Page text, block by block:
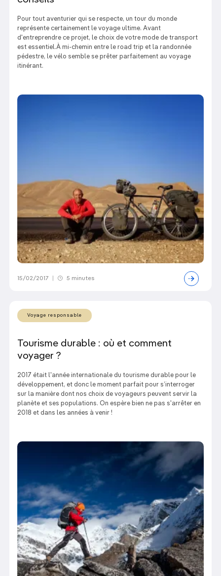
Pour tout aventurier qui se respecte, un tour du monde
représente certainement le voyage ultime. Avant
d'entreprendre ce projet, le choix de votre mode de transport
est essentiel.À mi-chemin entre le road trip et la randonnée
pédestre, le vélo semble se prêter parfaitement au voyage
itinérant.
15/02/2017 5 minutes
Voyage responsable
Tourisme durable : où et comment
voyager ?
2017 était l'année internationale du tourisme durable pour le
développement, et donc le moment parfait pour s’interroger
sur la manière dont nos choix de voyageurs peuvent servir la
planète et ses populations. On espère bien ne pas s'arrêter en
2018 et dans les années à venir !